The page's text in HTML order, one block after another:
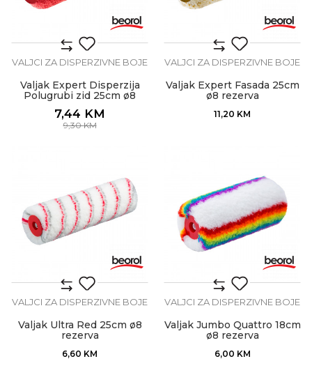
VALJCI ZA DISPERZIVNE BOJE
Valjak Expert Disperzija
Polugrubi zid 25cm ø8
7,44 KM
9,30KM
VALJCI ZA DISPERZIVNE BOJE
Valjak Expert Fasada 25cm
ø8 rezerva
11,20 KM
VALJCI ZA DISPERZIVNE BOJE
Valjak Ultra Red 25cm ø8
rezerva
6,60 KM
VALJCI ZA DISPERZIVNE BOJE
Valjak Jumbo Quattro 18cm
ø8 rezerva
6,00 KM